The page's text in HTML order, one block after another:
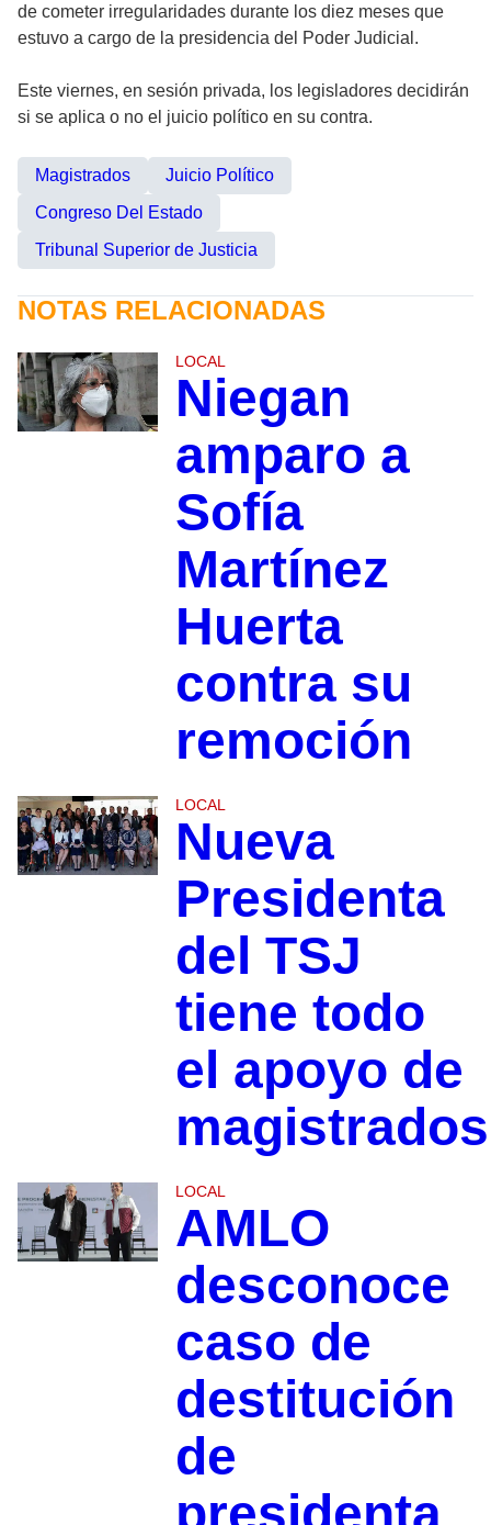
de cometer irregularidades durante los diez meses que
estuvo a cargo de la presidencia del Poder Judicial.
Este viernes, en sesión privada, los legisladores decidirán
si se aplica o no el juicio político en su contra.
Magistrados
Juicio Político
Congreso Del Estado
Tribunal Superior de Justicia
NOTAS RELACIONADAS
LOCAL
Niegan
amparo a
Sofía
Martínez
Huerta
contra su
remoción
LOCAL
Nueva
Presidenta
del TSJ
tiene todo
el apoyo de
magistrados
LOCAL
AMLO
desconoce
caso de
destitución
de
presidenta